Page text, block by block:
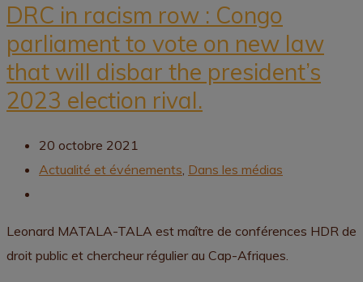
DRC in racism row : Congo
parliament to vote on new law
that will disbar the president’s
2023 election rival.
20 octobre 2021
Actualité et événements, Dans les médias
Leonard MATALA-TALA est maître de conférences HDR de
droit public et chercheur régulier au Cap-Afriques.